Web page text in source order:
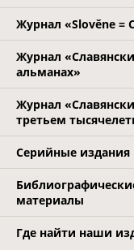
Журнал «Slověne =
Журнал
альманах»
Журнал
третьем
Серийные издания
материалы
Где найти наши